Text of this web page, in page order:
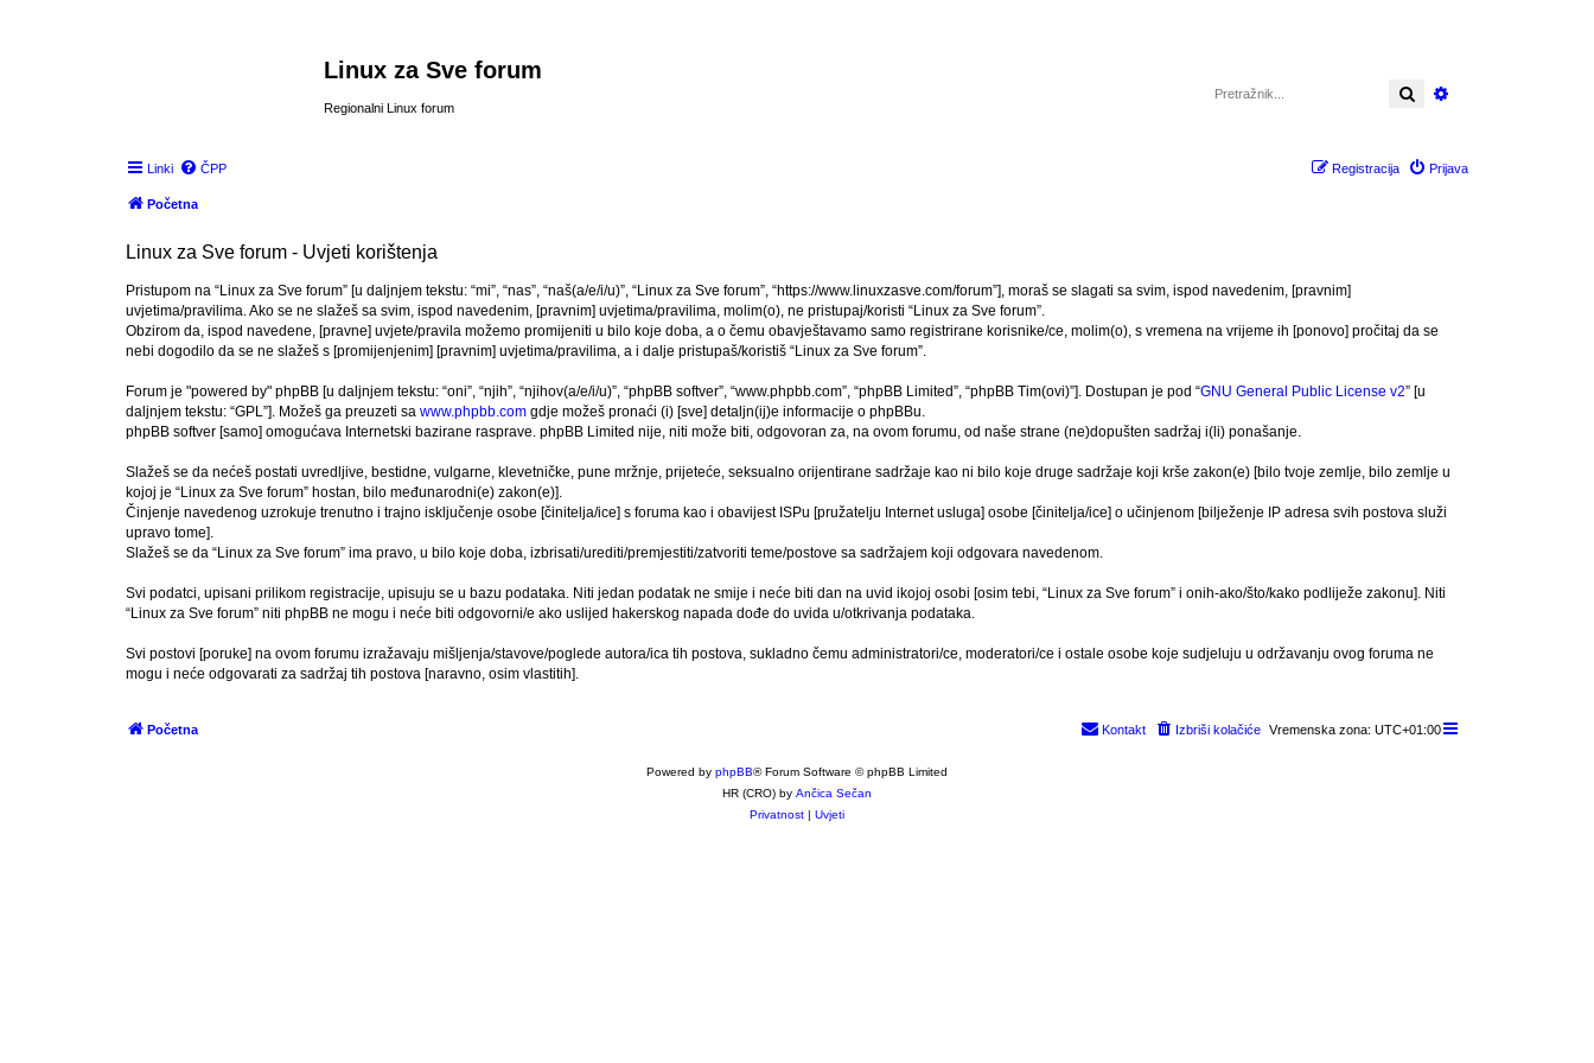
Linux za Sve forum
Regionalni Linux forum
Pretražnik
Linki ČPP Prijava
Registracija
Početna
Linux za Sve forum - Uvjeti korištenja
Pristupom na “Linux za Sve forum” [u daljnjem tekstu: “mi”, “nas”, “naš(a/e/i/u)”, “Linux za Sve forum”, “https://www.linuxzasve.com/forum”], moraš se slagati sa svim, ispod navedenim, [pravnim]
uvjetima/pravilima. Ako se ne slažeš sa svim, ispod navedenim, [pravnim] uvjetima/pravilima, molim(o), ne pristupaj/koristi “Linux za Sve forum”.
Obzirom da, ispod navedene, [pravne] uvjete/pravila možemo promijeniti u bilo koje doba, a o čemu obavještavamo samo registrirane korisnike/ce, molim(o), s vremena na vrijeme ih [ponovo] pročitaj da se
nebi dogodilo da se ne slažeš s [promijenjenim] [pravnim] uvjetima/pravilima, a i dalje pristupaš/koristiš “Linux za Sve forum”.
Forum je "powered by" phpBB [u daljnjem tekstu: “oni”, “njih”, “njihov(a/e/i/u)”, “phpBB softver”, “www.phpbb.com”, “phpBB Limited”, “phpBB Tim(ovi)”]. Dostupan je pod “GNU General Public License v2” [u
daljnjem tekstu: “GPL”]. Možeš ga preuzeti sa www.phpbb.com gdje možeš pronaći (i) [sve] detaljn(ij)e informacije o phpBBu.
phpBB softver [samo] omogućava Internetski bazirane rasprave. phpBB Limited nije, niti može biti, odgovoran za, na ovom forumu, od naše strane (ne)dopušten sadržaj i(li) ponašanje.
Slažeš se da nećeš postati uvredljive, bestidne, vulgarne, klevetničke, pune mržnje, prijeteće, seksualno orijentirane sadržaje kao ni bilo koje druge sadržaje koji krše zakon(e) [bilo tvoje zemlje, bilo zemlje u
kojoj je “Linux za Sve forum” hostan, bilo međunarodni(e) zakon(e)].
Činjenje navedenog uzrokuje trenutno i trajno isključenje osobe [činitelja/ice] s foruma kao i obavijest ISPu [pružatelju Internet usluga] osobe [činitelja/ice] o učinjenom [bilježenje IP adresa svih postova služi
upravo tome].
Slažeš se da “Linux za Sve forum” ima pravo, u bilo koje doba, izbrisati/urediti/premjestiti/zatvoriti teme/postove sa sadržajem koji odgovara navedenom.
Svi podatci, upisani prilikom registracije, upisuju se u bazu podataka. Niti jedan podatak ne smije i neće biti dan na uvid ikojoj osobi [osim tebi, “Linux za Sve forum” i onih-ako/što/kako podliježe zakonu]. Niti
“Linux za Sve forum” niti phpBB ne mogu i neće biti odgovorni/e ako uslijed hakerskog napada dođe do uvida u/otkrivanja podataka.
Svi postovi [poruke] na ovom forumu izražavaju mišljenja/stavove/poglede autora/ica tih postova, sukladno čemu administratori/ce, moderatori/ce i ostale osobe koje sudjeluju u održavanju ovog foruma ne
mogu i neće odgovarati za sadržaj tih postova [naravno, osim vlastitih].
Početna Vremenska zona: UTC+01:00
Izbriši kolačiće
Kontakt
Powered by phpBB® Forum Software © phpBB Limited
HR (CRO) by Ančica Sečan
Privatnost | Uvjeti